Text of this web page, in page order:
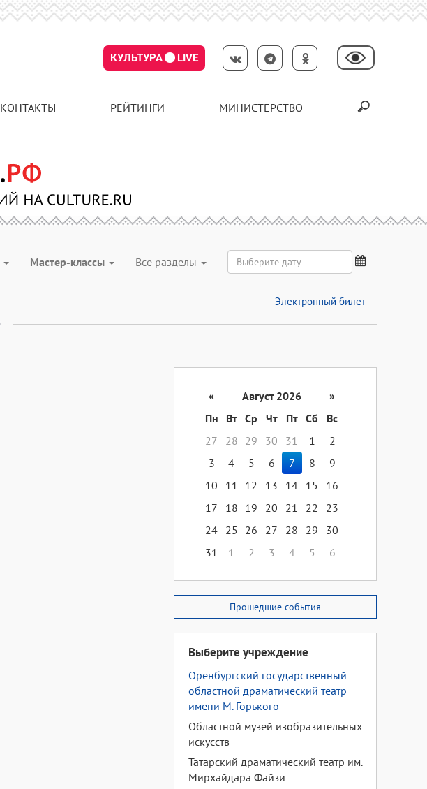
КУЛЬТУРА LIVE
КОНТАКТЫ РЕЙТИНГИ МИНИСТЕРСТВО
Мастер-классы Все разделы
Электронный билет
« Август 2026
»
Пн
Вт Ср Чт Пт Сб
Вс
27
28 29 30 31 1
2
3
4 5 6 7 8
9
10
11 12 13 14 15
16
17
18 19 20 21 22
23
24 25 26 27 28 29
30
31
1 2 3 4 5 6
Прошедшие события
Выберите учреждение
Оренбургский государственный
областной драматический театр
имени М. Горького
Областной музей изобразительных
искусств
Татарский драматический театр им.
Мирхайдара Файзи